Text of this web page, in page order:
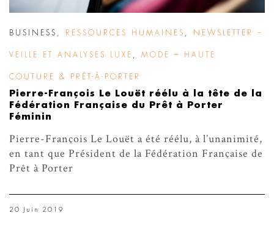
BUSINESS RESSOURCES HUMAINES NEWSLETTER –
VEILLE ET ANALYSES LUXE MODE – HAUTE
COUTURE & PRÊT-À-PORTER
Pierre-François Le Louët réélu à la tête de la
Fédération Française du Prêt à Porter
Féminin
Pierre-François Le Louët a été réélu, à l’unanimité,
en tant que Président de la Fédération Française de
Prêt à Porter
20 Juin 2019